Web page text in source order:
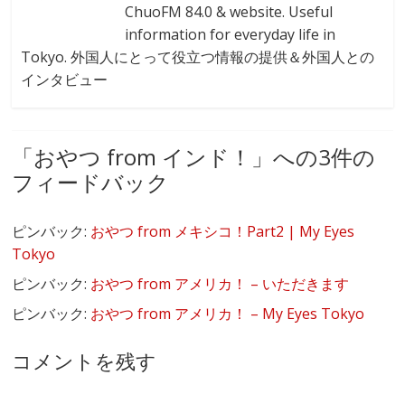
ChuoFM 84.0 & website. Useful
information for everyday life in
Tokyo. 外国人にとって役立つ情報の提供＆外国人との
インタビュー
「おやつ from インド！ 」への3件の
フィードバック
ピンバック: おやつ from メキシコ！Part2 | My Eyes
Tokyo
ピンバック: おやつ from アメリカ！ – いただきます
ピンバック: おやつ from アメリカ！ – My Eyes Tokyo
コメントを残す